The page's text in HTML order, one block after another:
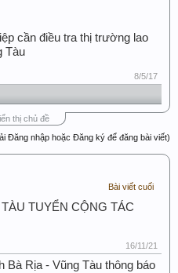
cần điều tra thị trường lao
Tàu
8/5/17
thị chủ đề
Đăng nhập hoặc Đăng ký để đăng bài viết)
Bài viết cuối
TUYỂN CỘNG TÁC
16/11/21
Bà Rịa - Vũng Tàu thông báo